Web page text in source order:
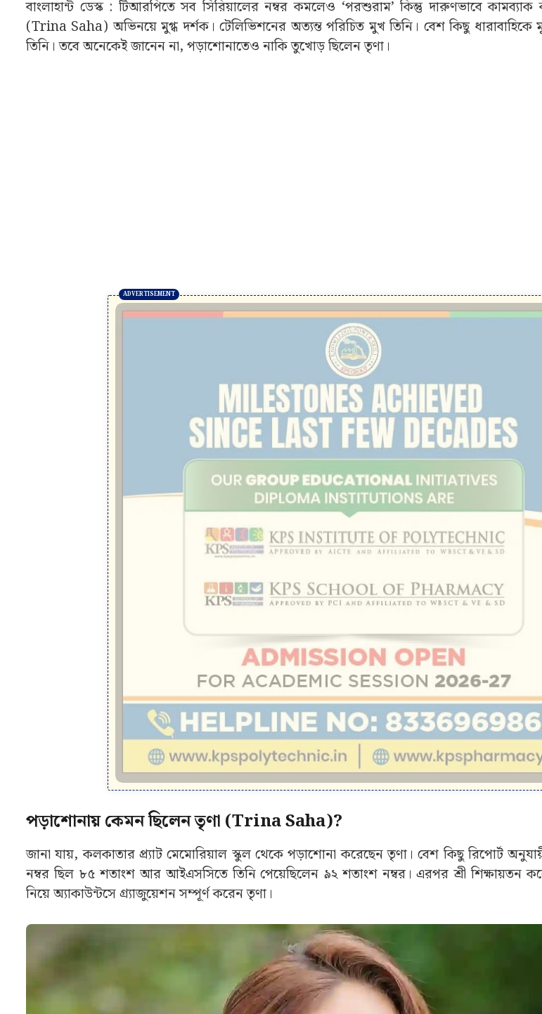
বাংলাহান্ট ডেস্ক : টিআরপিতে সব সিরিয়ালের নম্বর কমলেও ‘পরশুরাম’ কিন্তু দারুণভাবে কামব্যাক
(Trina Saha) অভিনয়ে মুগ্ধ দর্শক। টেলিভিশনের অত্যন্ত পরিচিত মুখ তিনি। বেশ কিছু ধারাবাহিকে
তিনি। তবে অনেকেই জানেন না, পড়াশোনাতেও নাকি তুখোড় ছিলেন তৃণা।
পড়াশোনায় কেমন ছিলেন তৃণা (Trina Saha)?
জানা যায়, কলকাতার প্র্যাট মেমোরিয়াল স্কুল থেকে পড়াশোনা করেছেন তৃণা। বেশ কিছু রিপোর্ট
নম্বর ছিল ৮৫ শতাংশ আর আইএসসিতে তিনি পেয়েছিলেন ৯২ শতাংশ নম্বর। এরপর শ্রী শিক্ষায়তন
নিয়ে অ্যাকাউন্টসে গ্র্যাজুয়েশন সম্পূর্ণ করেন তৃণা।